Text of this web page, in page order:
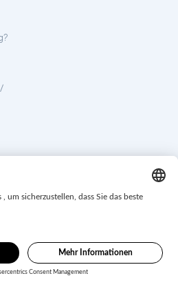
von TM Trading Limited, die
Services Authority (FSA) unter der